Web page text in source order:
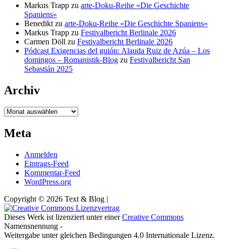
Markus Trapp zu arte-Doku-Reihe «Die Geschichte
Spaniens»
Benedikt zu arte-Doku-Reihe «Die Geschichte Spaniens»
Markus Trapp zu Festivalbericht Berlinale 2026
Carmen Döll zu Festivalbericht Berlinale 2026
Pódcast Exigencias del guión: Alauda Ruiz de Azúa – Los
domingos – Romanistik-Blog zu Festivalbericht San
Sebastián 2025
Archiv
Archiv
Meta
Anmelden
Eintrags-Feed
Kommentar-Feed
WordPress.org
Copyright © 2026 Text & Blog |
Dieses Werk ist lizenziert unter einerCreative Commons
Namensnennung -
Weitergabe unter gleichen Bedingungen 4.0 Internationale Lizenz.